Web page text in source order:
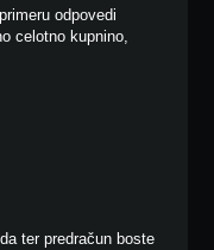
odpovedi
celotno kupnino,
ter predračun boste